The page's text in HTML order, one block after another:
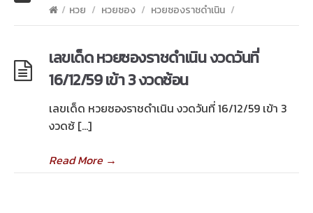
/ หวย / หวยซอง / หวยซองราชดำเนิน /
เลขเด็ด หวยซองราชดำเนิน งวดวันที่
16/12/59 เข้า 3 งวดซ้อน
เลขเด็ด หวยซองราชดำเนิน งวดวันที่ 16/12/59 เข้า 3
งวดซ้ […]
Read More→